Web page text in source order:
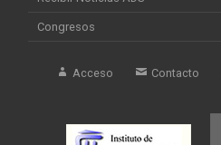
Congresos
Acceso Contacto